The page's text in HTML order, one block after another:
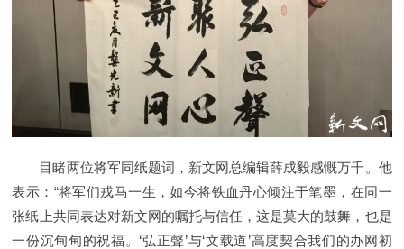
目睹两位将军同纸题词，新文网总编辑薛成毅感慨万千。他
表示：“将军们戎马一生，如今将铁血丹心倾注于笔墨，在同一
张纸上共同表达对新文网的嘱托与信任，这是莫大的鼓舞，也是
一份沉甸甸的祝福。‘弘正聲’与‘文载道’高度契合我们的办网初